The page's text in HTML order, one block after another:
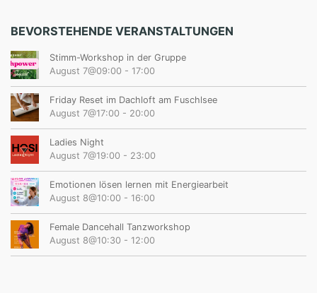
BEVORSTEHENDE VERANSTALTUNGEN
Stimm-Workshop in der Gruppe
August 7@09:00 - 17:00
Friday Reset im Dachloft am Fuschlsee
August 7@17:00 - 20:00
Ladies Night
August 7@19:00 - 23:00
Emotionen lösen lernen mit Energiearbeit
August 8@10:00 - 16:00
Female Dancehall Tanzworkshop
August 8@10:30 - 12:00